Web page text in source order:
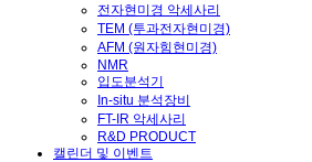
전자현미경 악세사리
TEM (투과전자현미경)
AFM (원자힘현미경)
NMR
입도분석기
In-situ 분석장비
FT-IR 악세사리
R&D PRODUCT
캘린더 및 이벤트